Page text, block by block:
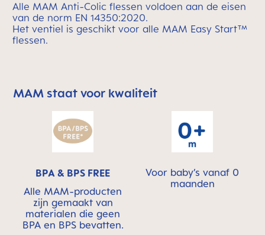
Alle MAM Anti-Colic flessen voldoen aan de eisen
van de norm EN 14350:2020.
Het ventiel is geschikt voor alle MAM Easy Start™
flessen.
Skip MAM Means Quality Icon Bar
MAM staat voor kwaliteit
BPA & BPS FREE
Alle MAM-producten
zijn gemaakt van
materialen die geen
BPA en BPS bevatten.
Voor baby’s vanaf 0
maanden